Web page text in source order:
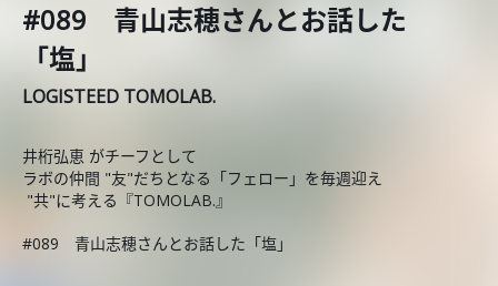
#089 青山志穂さんとお話した
「塩」
LOGISTEED TOMOLAB.
井桁弘恵 がチーフとして
ラボの仲間 "友"だちとなる「フェロー」を毎週迎え
"共"に考える『TOMOLAB.』
#089 青山志穂さんとお話した「塩」